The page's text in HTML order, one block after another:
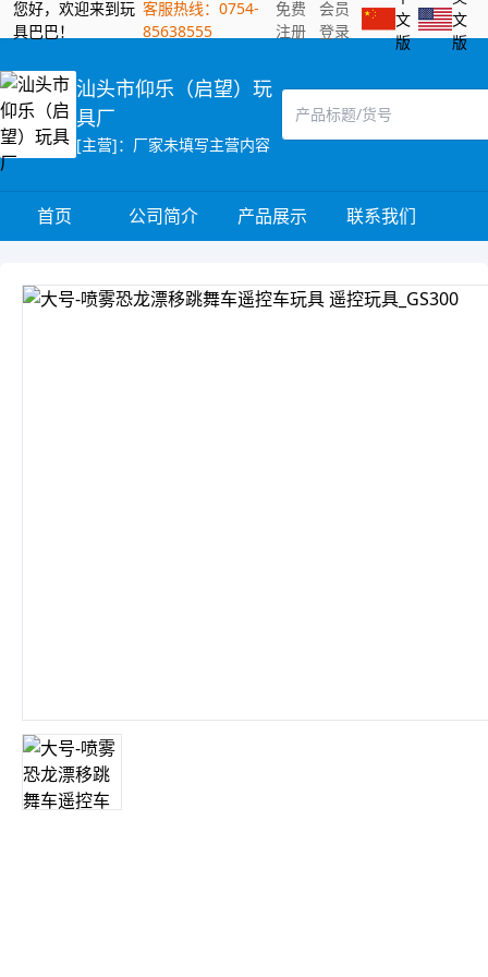
您好，欢迎来到玩
具巴巴！
客服热线：0754-
85638555
免费
注册
会员
登录
文
版
文
版
汕头市仰乐（启望）玩
具厂
[主营]：厂家未填写主营内容
首页 公司简介 产品展示 联系我们